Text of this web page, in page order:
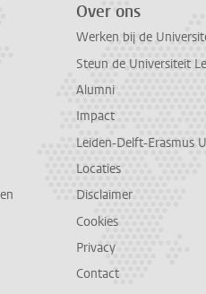
Over ons
Werken bij de
Steun de Universiteit
Alumni
Impact
Leiden-Delft-Erasmus
Locaties
Disclaimer
Cookies
Privacy
Contact